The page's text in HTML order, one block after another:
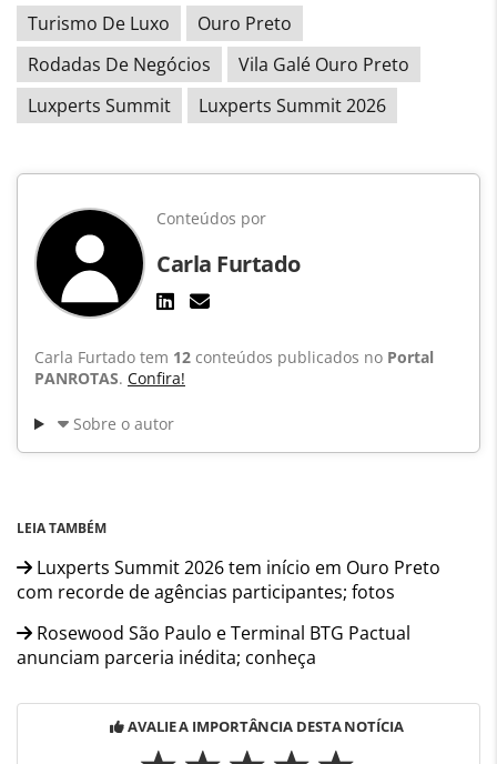
Turismo De Luxo
Ouro Preto
Rodadas De Negócios
Vila Galé Ouro Preto
Luxperts Summit
Luxperts Summit 2026
Conteúdos por
Carla Furtado
Carla Furtado tem 12 conteúdos publicados no Portal
PANROTAS. Confira!
Sobre o autor
LEIA TAMBÉM
Luxperts Summit 2026 tem início em Ouro Preto
com recorde de agências participantes; fotos
Rosewood São Paulo e Terminal BTG Pactual
anunciam parceria inédita; conheça
AVALIE A IMPORTÂNCIA DESTA NOTÍCIA